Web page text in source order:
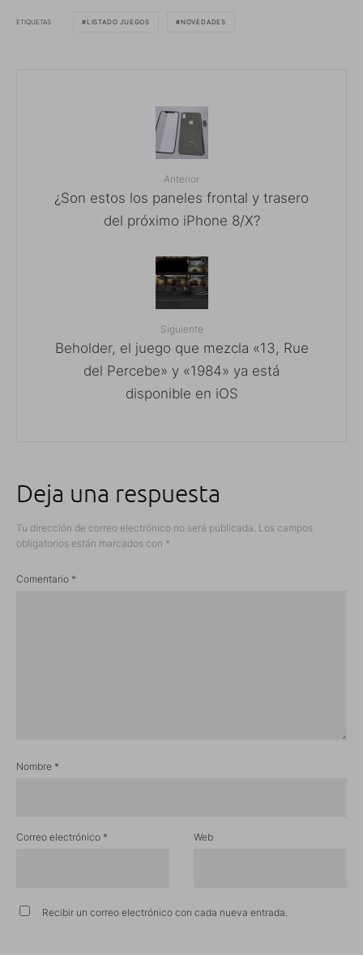
ETIQUETAS LISTADO JUEGOS NOVEDADES
Anterior
¿Son estos los paneles frontal y trasero
del próximo iPhone 8/X?
Siguiente
Beholder, el juego que mezcla «13, Rue
del Percebe» y «1984» ya está
disponible en iOS
Deja una respuesta
Tu dirección de correo electrónico no será publicada. Los campos
obligatorios están marcados con *
Comentario *
Nombre *
Correo electrónico * Web
Recibir un correo electrónico con cada nueva entrada.